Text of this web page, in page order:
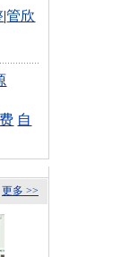
|管欣
自
更多 >>